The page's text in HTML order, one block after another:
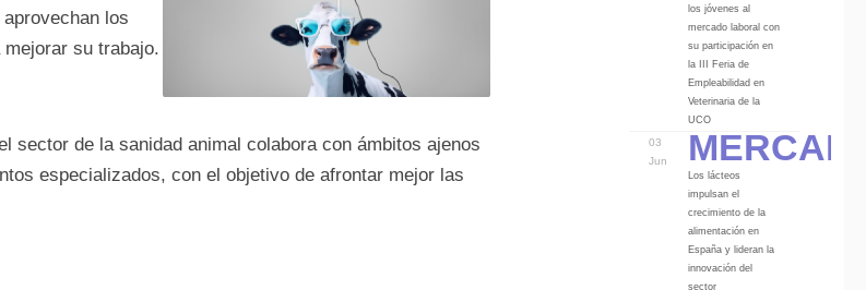
los
su trabajo.
sector de la sanidad animal colabora con ámbitos ajenos
especializados, con el objetivo de afrontar mejor las
los jóvenes al
mercado laboral con
su participación en
la III Feria de
Empleabilidad en
Veterinaria de la
UCO
03
Jun
Los lácteos
impulsan el
crecimiento de la
alimentación en
España y lideran la
innovación del
sector